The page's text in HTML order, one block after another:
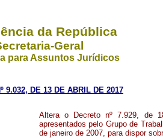
da República
Geral
para Assuntos Jurídicos
9.032, DE 13 DE ABRIL DE 2017
Altera o Decreto nº 7.929, de
apresentados pelo Grupo de
de janeiro de 2007, para dispor